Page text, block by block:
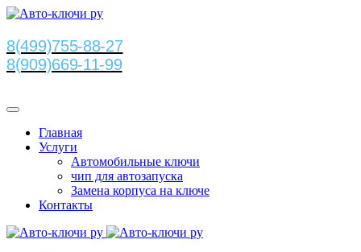
8(499)755-88-27
8(909)669-11-99
Главная
Услуги
Автомобильные ключи
чип для автозапуска
Замена корпуса на ключе
Контакты